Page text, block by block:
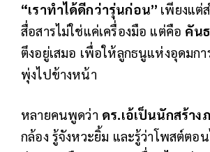
“เราทำได้ดีกว่ารุ่นก่อน” เพียงแต่
สื่อสารไม่ใช่แค่เครื่องมือ แต่คือ คัน
ตึงอยู่เสมอ เพื่อให้ลูกธนูแห่งอุดมก
พุ่งไปข้างหน้า
หลายคนพูดว่า ดร.เอ้เป็นนักสร้า
กล้อง รู้จังหวะยิ้ม และรู้ว่าโพสต์ตอ